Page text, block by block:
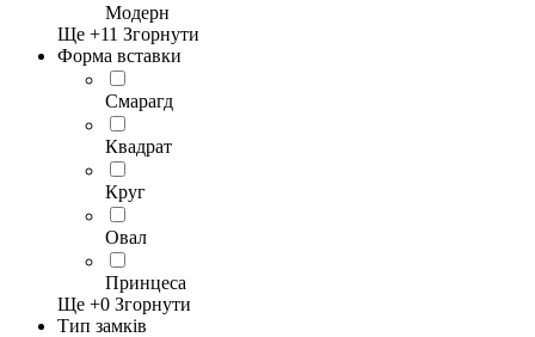
Модерн
Ще +11 Згорнути
Форма вставки
Смарагд
Квадрат
Круг
Овал
Принцеса
Ще +0 Згорнути
Тип замків